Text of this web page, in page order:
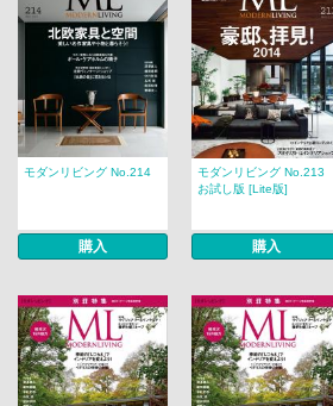
モダンリビング No.214
購入
モダンリビング No.213
お試し版 [Lite版]
購入